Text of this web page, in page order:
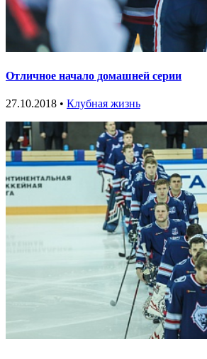
Отличное начало домашней серии
27.10.2018 • Клубная жизнь